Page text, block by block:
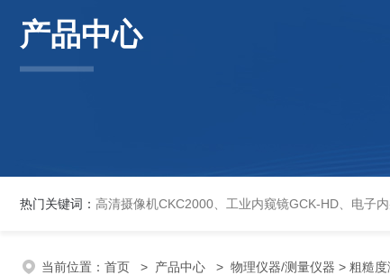
产品中心
热门关键词： 高清摄像机CKC2000、工业内窥镜GCK-HD、电子内窥镜EVCK、自动洛氏硬度计、数显维氏硬度计、数显布氏硬度计、数显维氏硬度计、液晶自动淬火试验机CK-IV-2、倒置金相显
当前位置： 首页 > 产品中心 > 物理仪器/测量仪器 > 粗糙度